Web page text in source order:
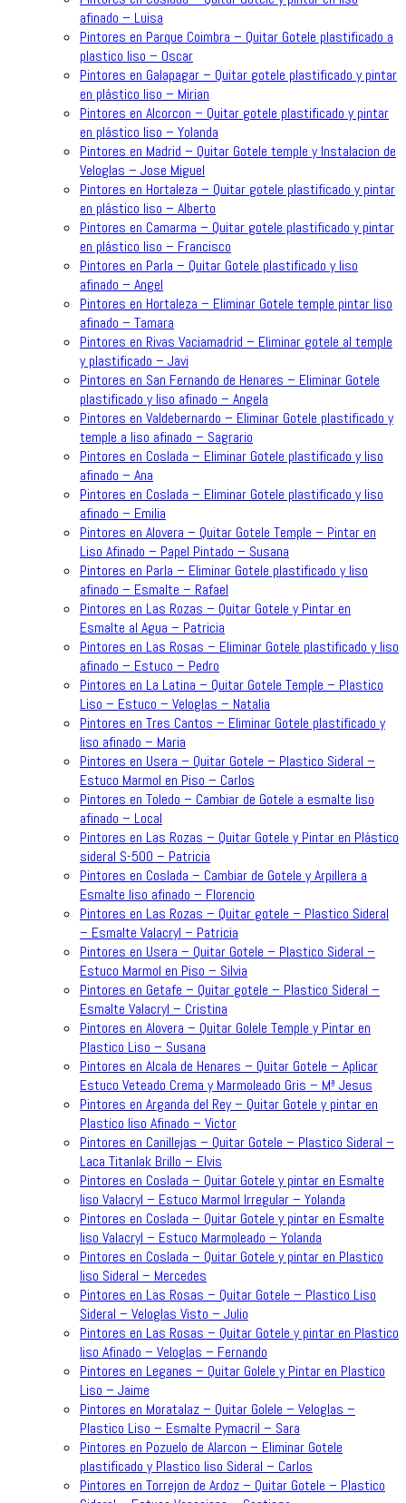
afinado – Luisa
Pintores en Parque Coimbra – Quitar Gotele plastificado a
plastico liso – Oscar
Pintores en Galapagar – Quitar gotele plastificado y pintar
en plástico liso – Mirian
Pintores en Alcorcon – Quitar gotele plastificado y pintar
en plástico liso – Yolanda
Pintores en Madrid – Quitar Gotele temple y Instalacion de
Veloglas – Jose Miguel
Pintores en Hortaleza – Quitar gotele plastificado y pintar
en plástico liso – Alberto
Pintores en Camarma – Quitar gotele plastificado y pintar
en plástico liso – Francisco
Pintores en Parla – Quitar Gotele plastificado y liso
afinado – Angel
Pintores en Hortaleza – Eliminar Gotele temple pintar liso
afinado – Tamara
Pintores en Rivas Vaciamadrid – Eliminar gotele al temple
y plastificado – Javi
Pintores en San Fernando de Henares – Eliminar Gotele
plastificado y liso afinado – Angela
Pintores en Valdebernardo – Eliminar Gotele plastificado y
temple a liso afinado – Sagrario
Pintores en Coslada – Eliminar Gotele plastificado y liso
afinado – Ana
Pintores en Coslada – Eliminar Gotele plastificado y liso
afinado – Emilia
Pintores en Alovera – Quitar Gotele Temple – Pintar en
Liso Afinado – Papel Pintado – Susana
Pintores en Parla – Eliminar Gotele plastificado y liso
afinado – Esmalte – Rafael
Pintores en Las Rozas – Quitar Gotele y Pintar en
Esmalte al Agua – Patricia
Pintores en Las Rosas – Eliminar Gotele plastificado y liso
afinado – Estuco – Pedro
Pintores en La Latina – Quitar Gotele Temple – Plastico
Liso – Estuco – Veloglas – Natalia
Pintores en Tres Cantos – Eliminar Gotele plastificado y
liso afinado – Maria
Pintores en Usera – Quitar Gotele – Plastico Sideral –
Estuco Marmol en Piso – Carlos
Pintores en Toledo – Cambiar de Gotele a esmalte liso
afinado – Local
Pintores en Las Rozas – Quitar Gotele y Pintar en Plástico
sideral S-500 – Patricia
Pintores en Coslada – Cambiar de Gotele y Arpillera a
Esmalte liso afinado – Florencio
Pintores en Las Rozas – Quitar gotele – Plastico Sideral
– Esmalte Valacryl – Patricia
Pintores en Usera – Quitar Gotele – Plastico Sideral –
Estuco Marmol en Piso – Silvia
Pintores en Getafe – Quitar gotele – Plastico Sideral –
Esmalte Valacryl – Cristina
Pintores en Alovera – Quitar Golele Temple y Pintar en
Plastico Liso – Susana
Pintores en Alcala de Henares – Quitar Gotele – Aplicar
Estuco Veteado Crema y Marmoleado Gris – Mª Jesus
Pintores en Arganda del Rey – Quitar Gotele y pintar en
Plastico liso Afinado – Victor
Pintores en Canillejas – Quitar Gotele – Plastico Sideral –
Laca Titanlak Brillo – Elvis
Pintores en Coslada – Quitar Gotele y pintar en Esmalte
liso Valacryl – Estuco Marmol Irregular – Yolanda
Pintores en Coslada – Quitar Gotele y pintar en Esmalte
liso Valacryl – Estuco Marmoleado – Yolanda
Pintores en Coslada – Quitar Gotele y pintar en Plastico
liso Sideral – Mercedes
Pintores en Las Rosas – Quitar Gotele – Plastico Liso
Sideral – Veloglas Visto – Julio
Pintores en Las Rosas – Quitar Gotele y pintar en Plastico
liso Afinado – Veloglas – Fernando
Pintores en Leganes – Quitar Golele y Pintar en Plastico
Liso – Jaime
Pintores en Moratalaz – Quitar Golele – Veloglas –
Plastico Liso – Esmalte Pymacril – Sara
Pintores en Pozuelo de Alarcon – Eliminar Gotele
plastificado y Plastico liso Sideral – Carlos
Pintores en Torrejon de Ardoz – Quitar Gotele – Plastico